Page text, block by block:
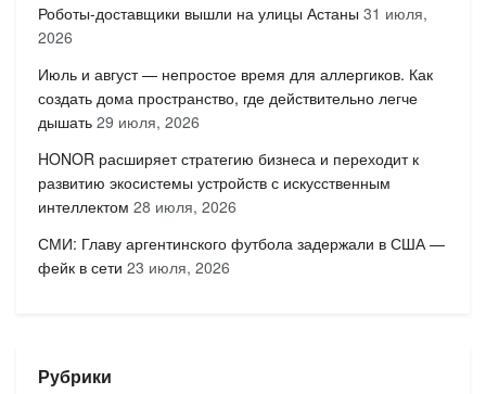
Роботы-доставщики вышли на улицы Астаны 31 июля,
2026
Июль и август — непростое время для аллергиков. Как
создать дома пространство, где действительно легче
дышать 29 июля, 2026
HONOR расширяет стратегию бизнеса и переходит к
развитию экосистемы устройств с искусственным
интеллектом 28 июля, 2026
СМИ: Главу аргентинского футбола задержали в США —
фейк в сети 23 июля, 2026
Рубрики